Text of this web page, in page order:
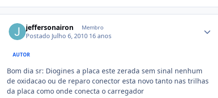
jeffersonairon Membro
Postado Julho 6, 2010 16 anos
AUTOR
Bom dia sr: Diogines a placa este zerada sem sinal nenhum
de oxidacao ou de reparo conector esta novo tanto nas trilhas
da placa como onde conecta o carregador